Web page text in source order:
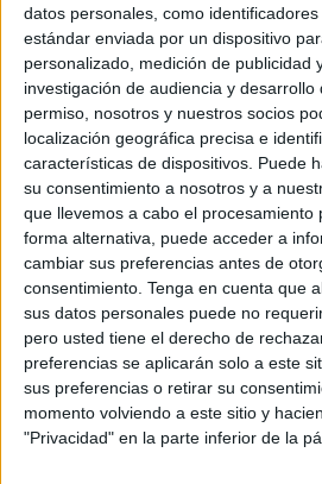
datos personales, como
estándar enviada por un dispositivo
personalizado, medición de publicidad
investigación de audiencia y desarrollo
permiso, nosotros y nuestros socios
localización geográfica precisa e
características de dispositivos. Puede
su consentimiento a nosotros y a
que llevemos a cabo el procesamiento
forma alternativa, puede acceder a
cambiar sus preferencias antes de
consentimiento. Tenga en cuenta que
sus datos personales puede no
pero usted tiene el derecho de
preferencias se aplicarán solo a este
sus preferencias o retirar su
momento volviendo a este sitio y
"Privacidad" en la parte inferior de la
Uno de los olores característicos
el de losbuñuelos. Por eso hay
resistirse y bajan al Recinto Ferial
dulces. Pero no les sirve cualquiera,
prepara Mercedes Torres.
Esta ceutí arrancó con su puesto
y, un tiempo después, fue
por segundo año consecutivo, ha
para endulzar la Feria.
Además de los sabrosos
precio de 3,5 euros a pesar de
Ferial, también ofrecen gofres,